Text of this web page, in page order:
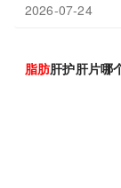
2026-07-24
脂肪肝护肝片哪